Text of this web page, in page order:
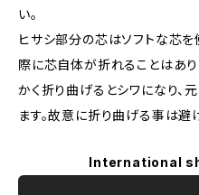
い。
ヒサシ部分の芯はソフトな芯
際に芯自体が折れることはあ
かく折り曲げるとシワになり、
ます。故意に折り曲げる事は避
International